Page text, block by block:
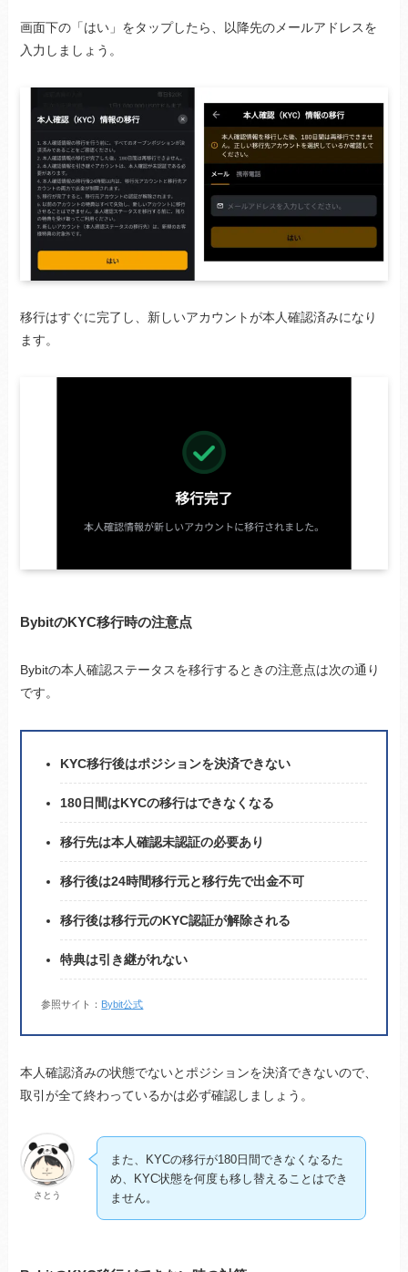
画面下の「はい」をタップしたら、以降先のメールアドレスを
入力しましょう。
移行はすぐに完了し、新しいアカウントが本人確認済みになり
ます。
BybitのKYC移行時の注意点
Bybitの本人確認ステータスを移行するときの注意点は次の通り
です。
KYC移行後はポジションを決済できない
180日間はKYCの移行はできなくなる
移行先は本人確認未認証の必要あり
移行後は24時間移行元と移行先で出金不可
移行後は移行元のKYC認証が解除される
特典は引き継がれない
参照サイト： Bybit公式
本人確認済みの状態でないとポジションを決済できないので、
取引が全て終わっているかは必ず確認しましょう。
さとう
また、KYCの移行が180日間できなくなるた
め、KYC状態を何度も移し替えることはでき
ません。